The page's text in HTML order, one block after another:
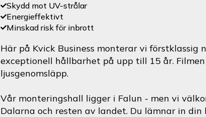
Skydd mot UV-strålar
Energieffektivt
Minskad risk för inbrott
Här på Kvick Business monterar vi förstklassig
exceptionell hållbarhet på upp till 15 år.
ljusgenomsläpp.
Vår monteringshall ligger i Falun - men vi
Dalarna och resten av landet. Du lämnar in